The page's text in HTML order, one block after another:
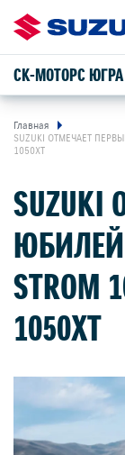
СК-МОТОРС ЮГРА
г. Сургут, Ленина
АВТОМОБИЛИ
ВЛАДЕЛЬЦАМ
КОНТАКТЫ
НОВОСТИ
ЗАКАЗАТЬ
Главная
SUZUKI ОТМЕЧАЕТ
1050XT
STROM
1050XT